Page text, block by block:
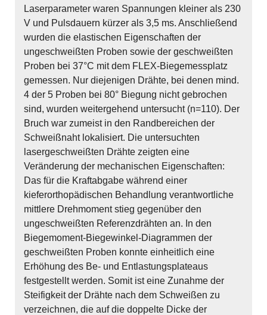
Laserparameter waren Spannungen kleiner als 230
V und Pulsdauern kürzer als 3,5 ms. Anschließend
wurden die elastischen Eigenschaften der
ungeschweißten Proben sowie der geschweißten
Proben bei 37°C mit dem FLEX-Biegemessplatz
gemessen. Nur diejenigen Drähte, bei denen mind.
4 der 5 Proben bei 80° Biegung nicht gebrochen
sind, wurden weitergehend untersucht (n=110). Der
Bruch war zumeist in den Randbereichen der
Schweißnaht lokalisiert. Die untersuchten
lasergeschweißten Drähte zeigten eine
Veränderung der mechanischen Eigenschaften:
Das für die Kraftabgabe während einer
kieferorthopädischen Behandlung verantwortliche
mittlere Drehmoment stieg gegenüber den
ungeschweißten Referenzdrähten an. In den
Biegemoment-Biegewinkel-Diagrammen der
geschweißten Proben konnte einheitlich eine
Erhöhung des Be- und Entlastungsplateaus
festgestellt werden. Somit ist eine Zunahme der
Steifigkeit der Drähte nach dem Schweißen zu
verzeichnen, die auf die doppelte Dicke der